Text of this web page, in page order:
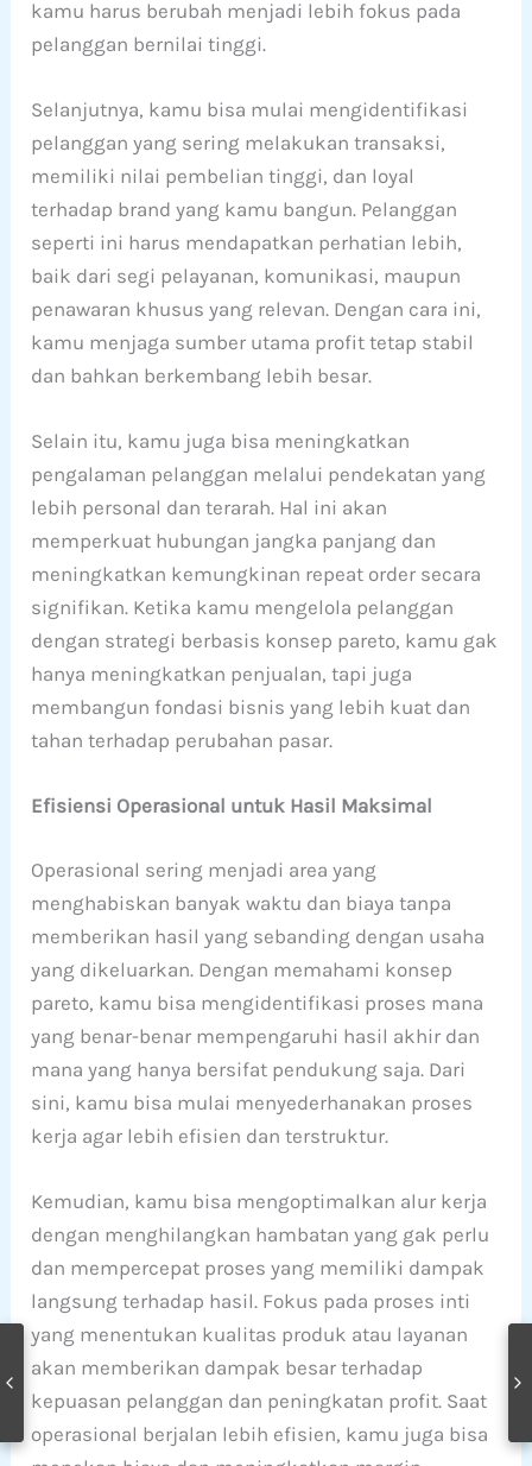
kamu harus berubah menjadi lebih fokus pada
pelanggan bernilai tinggi.
Selanjutnya, kamu bisa mulai mengidentifikasi
pelanggan yang sering melakukan transaksi,
memiliki nilai pembelian tinggi, dan loyal
terhadap brand yang kamu bangun. Pelanggan
seperti ini harus mendapatkan perhatian lebih,
baik dari segi pelayanan, komunikasi, maupun
penawaran khusus yang relevan. Dengan cara ini,
kamu menjaga sumber utama profit tetap stabil
dan bahkan berkembang lebih besar.
Selain itu, kamu juga bisa meningkatkan
pengalaman pelanggan melalui pendekatan yang
lebih personal dan terarah. Hal ini akan
memperkuat hubungan jangka panjang dan
meningkatkan kemungkinan repeat order secara
signifikan. Ketika kamu mengelola pelanggan
dengan strategi berbasis konsep pareto, kamu gak
hanya meningkatkan penjualan, tapi juga
membangun fondasi bisnis yang lebih kuat dan
tahan terhadap perubahan pasar.
Efisiensi Operasional untuk Hasil Maksimal
Operasional sering menjadi area yang
menghabiskan banyak waktu dan biaya tanpa
memberikan hasil yang sebanding dengan usaha
yang dikeluarkan. Dengan memahami konsep
pareto, kamu bisa mengidentifikasi proses mana
yang benar-benar mempengaruhi hasil akhir dan
mana yang hanya bersifat pendukung saja. Dari
sini, kamu bisa mulai menyederhanakan proses
kerja agar lebih efisien dan terstruktur.
Kemudian, kamu bisa mengoptimalkan alur kerja
dengan menghilangkan hambatan yang gak perlu
dan mempercepat proses yang memiliki dampak
langsung terhadap hasil. Fokus pada proses inti
yang menentukan kualitas produk atau layanan
akan memberikan dampak besar terhadap
kepuasan pelanggan dan peningkatan profit. Saat
operasional berjalan lebih efisien, kamu juga bisa